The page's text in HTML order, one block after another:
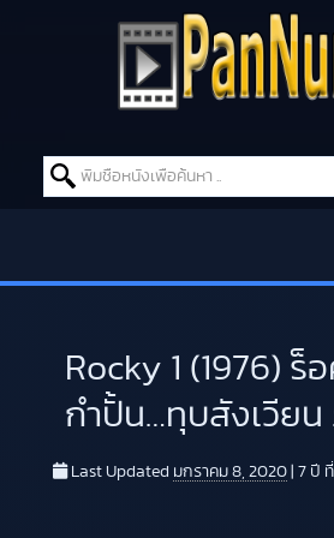
Search for:
Rocky 1 (1976) ร็
กำปั้น…ทุบสังเวียน
Last Updated มกราคม 8, 2020 7 ปี